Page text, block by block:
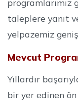
programlarımız
taleplere yanıt
yelpazemiz
Mevcut
Yıllardır
bir yer edinen ön